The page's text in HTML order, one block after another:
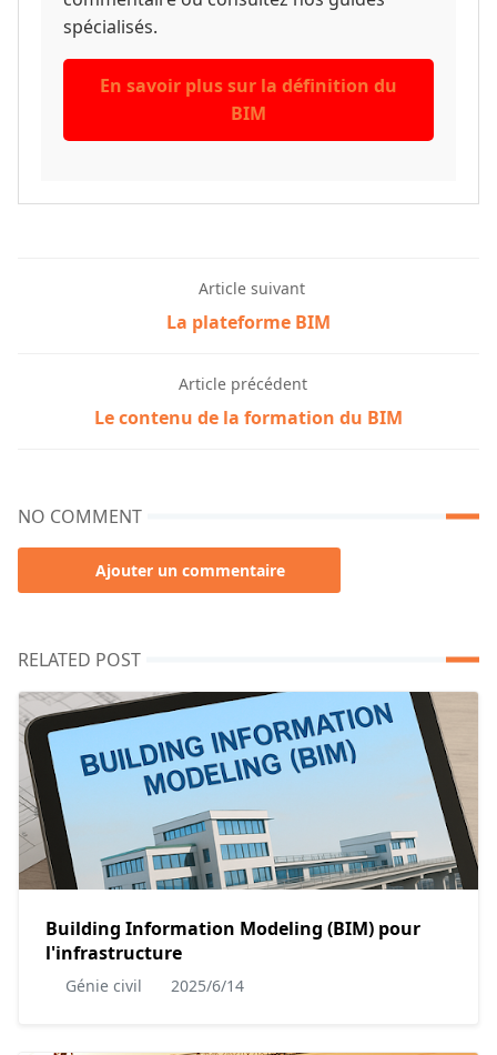
spécialisés.
En savoir plus sur la définition du
BIM
Article suivant
La plateforme BIM
Article précédent
Le contenu de la formation du BIM
NO COMMENT
Ajouter un commentaire
RELATED POST
Building Information Modeling (BIM) pour
l'infrastructure
Génie civil 2025/6/14